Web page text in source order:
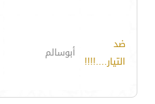
ضد
التيار....!!!!
أبوسالم